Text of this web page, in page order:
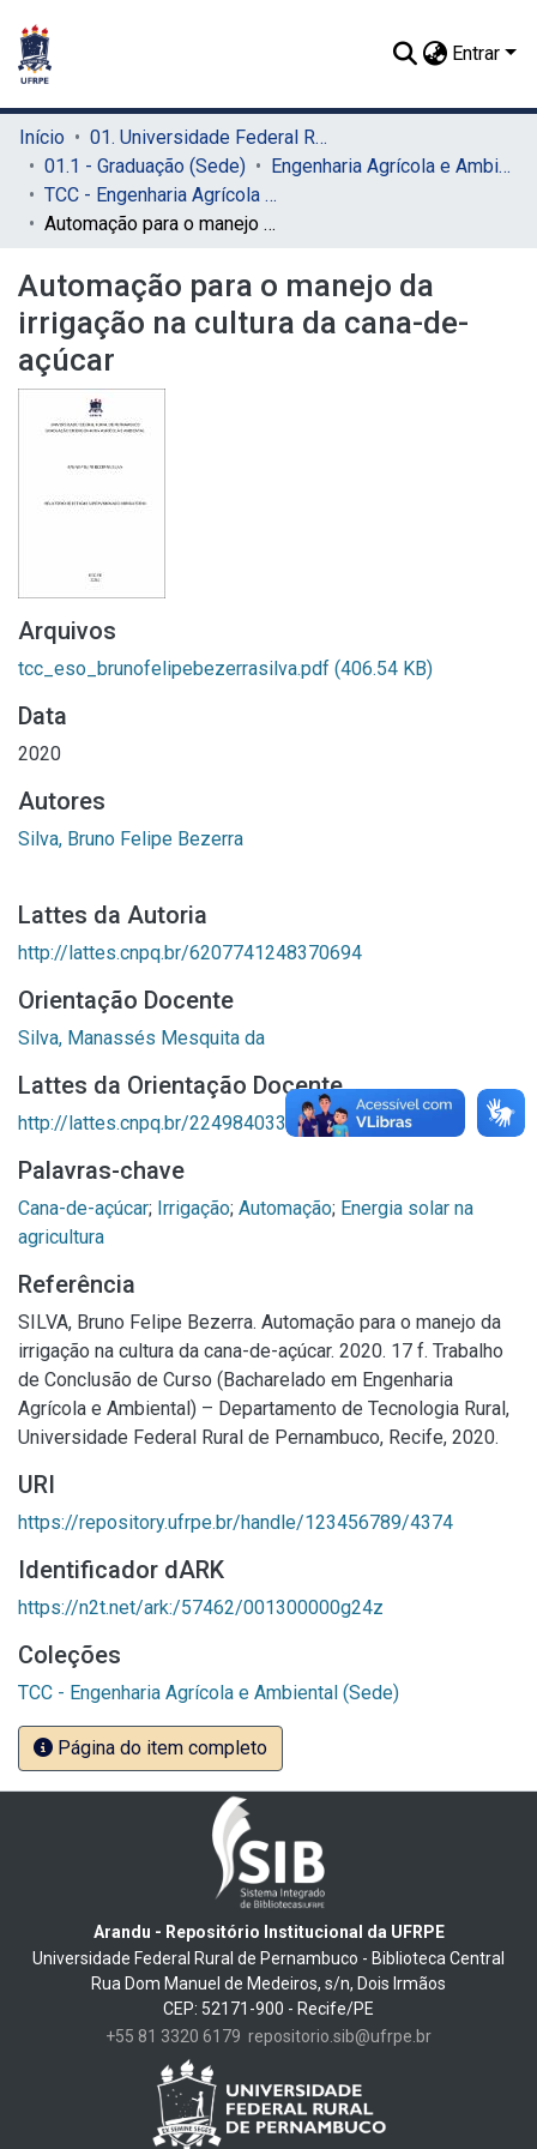
Entrar
Início
01. Universidade Federal Rural de Pernambuco - UFRPE (Sede)
01.1 - Graduação (Sede)
Engenharia Agrícola e Ambiental (Sede)
TCC - Engenharia Agrícola e Ambiental (Sede)
Automação para o manejo da irrigação na cultura da cana-de-açúcar
Automação para o manejo da
irrigação na cultura da cana-de-
açúcar
Arquivos
tcc_eso_brunofelipebezerrasilva.pdf (406.54 KB)
Data
2020
Autores
Silva, Bruno Felipe Bezerra
Lattes da Autoria
http://lattes.cnpq.br/6207741248370694
Orientação Docente
Silva, Manassés Mesquita da
Lattes da Orientação Docente
http://lattes.cnpq.br/2249840331584869
Palavras-chave
Cana-de-açúcar; Irrigação; Automação; Energia solar na
agricultura
Referência
SILVA, Bruno Felipe Bezerra. Automação para o manejo da
irrigação na cultura da cana-de-açúcar. 2020. 17 f. Trabalho
de Conclusão de Curso (Bacharelado em Engenharia
Agrícola e Ambiental) – Departamento de Tecnologia Rural,
Universidade Federal Rural de Pernambuco, Recife, 2020.
URI
https://repository.ufrpe.br/handle/123456789/4374
Identificador dARK
https://n2t.net/ark:/57462/001300000g24z
Coleções
TCC - Engenharia Agrícola e Ambiental (Sede)
Página do item completo
Arandu - Repositório Institucional da UFRPE
Universidade Federal Rural de Pernambuco - Biblioteca Central
Rua Dom Manuel de Medeiros, s/n, Dois Irmãos
CEP: 52171-900 - Recife/PE
+55 81 3320 6179 repositorio.sib@ufrpe.br